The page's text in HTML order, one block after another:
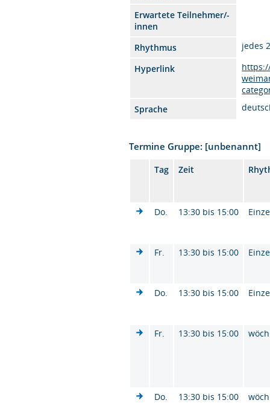
Erwartete Teilnehmer/-
innen
Rhythmus
jedes
Hyperlink
Sprache
Termine Gruppe: [unbenannt]
Tag Zeit
Do. 13:30 bis 15:00
Fr. 13:30 bis 15:00
Do. 13:30 bis 15:00
Fr. 13:30 bis 15:00
Do. 13:30 bis 15:00